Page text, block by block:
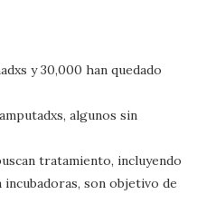
y 30,000 han quedado
algunos sin
tratamiento, incluyendo
incubadoras, son objetivo de